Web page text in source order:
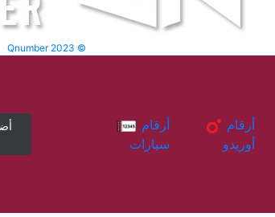
Qnumber 2023 ©
سيارات
أوريدو